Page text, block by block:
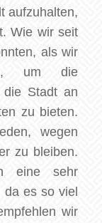
aufzuhalten,
Wie wir seit
als wir
um die
die Stadt an
zu bieten.
wegen
zu bleiben.
eine sehr
da es so viel
wir